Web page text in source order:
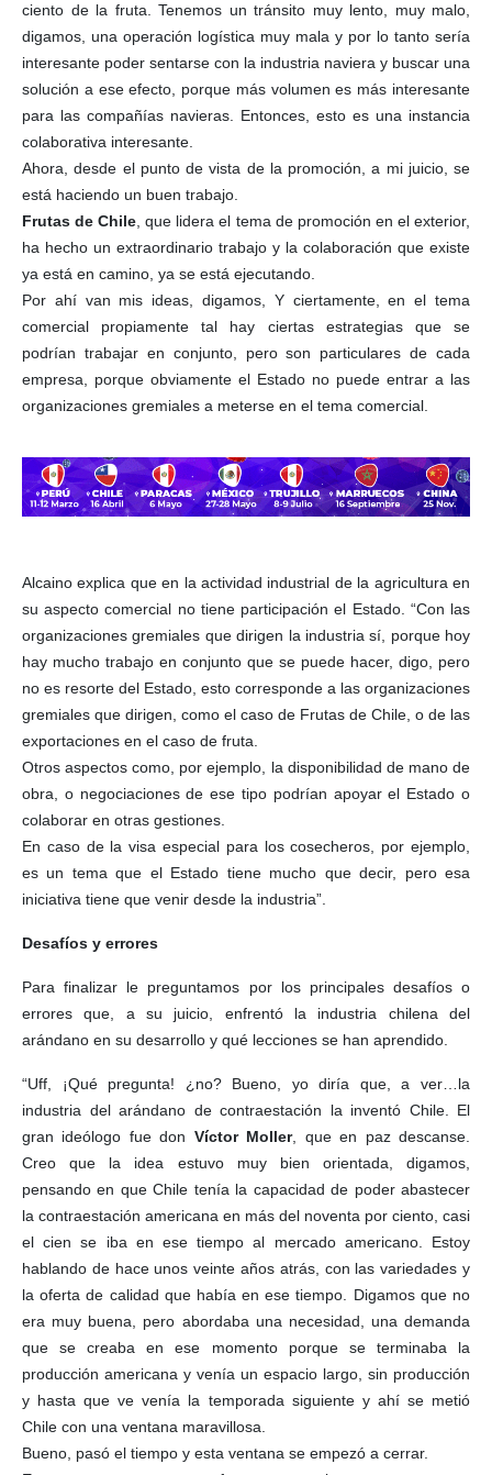
ciento de la fruta. Tenemos un tránsito muy lento, muy malo,
digamos, una operación logística muy mala y por lo tanto sería
interesante poder sentarse con la industria naviera y buscar una
solución a ese efecto, porque más volumen es más interesante
para las compañías navieras. Entonces, esto es una instancia
colaborativa interesante.
Ahora, desde el punto de vista de la promoción, a mi juicio, se
está haciendo un buen trabajo.
Frutas de Chile, que lidera el tema de promoción en el exterior,
ha hecho un extraordinario trabajo y la colaboración que existe
ya está en camino, ya se está ejecutando.
Por ahí van mis ideas, digamos, Y ciertamente, en el tema
comercial propiamente tal hay ciertas estrategias que se
podrían trabajar en conjunto, pero son particulares de cada
empresa, porque obviamente el Estado no puede entrar a las
organizaciones gremiales a meterse en el tema comercial.
Alcaino explica que en la actividad industrial de la agricultura en
su aspecto comercial no tiene participación el Estado. “Con las
organizaciones gremiales que dirigen la industria sí, porque hoy
hay mucho trabajo en conjunto que se puede hacer, digo, pero
no es resorte del Estado, esto corresponde a las organizaciones
gremiales que dirigen, como el caso de Frutas de Chile, o de las
exportaciones en el caso de fruta.
Otros aspectos como, por ejemplo, la disponibilidad de mano de
obra, o negociaciones de ese tipo podrían apoyar el Estado o
colaborar en otras gestiones.
En caso de la visa especial para los cosecheros, por ejemplo,
es un tema que el Estado tiene mucho que decir, pero esa
iniciativa tiene que venir desde la industria”.
Desafíos y errores
Para finalizar le preguntamos por los principales desafíos o
errores que, a su juicio, enfrentó la industria chilena del
arándano en su desarrollo y qué lecciones se han aprendido.
“Uff, ¡Qué pregunta! ¿no? Bueno, yo diría que, a ver…la
industria del arándano de contraestación la inventó Chile. El
gran ideólogo fue don Víctor Moller, que en paz descanse.
Creo que la idea estuvo muy bien orientada, digamos,
pensando en que Chile tenía la capacidad de poder abastecer
la contraestación americana en más del noventa por ciento, casi
el cien se iba en ese tiempo al mercado americano. Estoy
hablando de hace unos veinte años atrás, con las variedades y
la oferta de calidad que había en ese tiempo. Digamos que no
era muy buena, pero abordaba una necesidad, una demanda
que se creaba en ese momento porque se terminaba la
producción americana y venía un espacio largo, sin producción
y hasta que ve venía la temporada siguiente y ahí se metió
Chile con una ventana maravillosa.
Bueno, pasó el tiempo y esta ventana se empezó a cerrar.